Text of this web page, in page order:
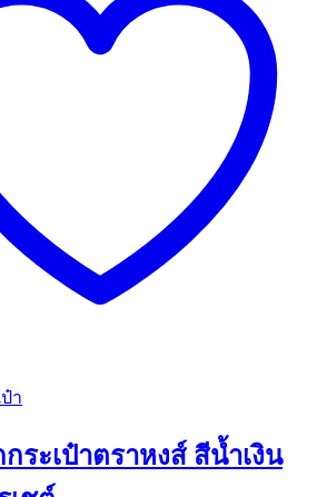
า
ระเป๋าตราหงส์ สีน้ำเงิน